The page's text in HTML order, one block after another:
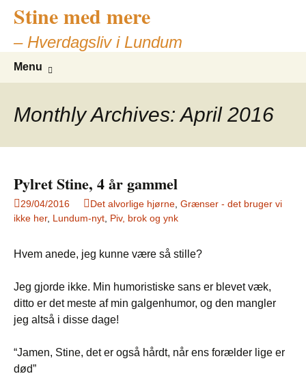
Stine med mere
– Hverdagsliv i Lundum
Menu
Monthly Archives: April 2016
Pylret Stine, 4 år gammel
29/04/2016 Det alvorlige hjørne Grænser - det bruger vi
ikke her, Lundum-nyt Piv, brok og ynk
Hvem anede, jeg kunne være så stille?
Jeg gjorde ikke. Min humoristiske sans er blevet væk,
ditto er det meste af min galgenhumor, og den mangler
jeg altså i disse dage!
“Jamen, Stine, det er også hårdt, når ens forælder lige er
død”